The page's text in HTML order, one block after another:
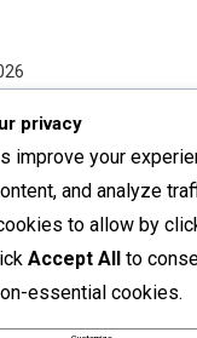
Sīkdatnes un
Jūsu
privacy
improve your
and analyze
to allow by
Accept All to
essential cookies.